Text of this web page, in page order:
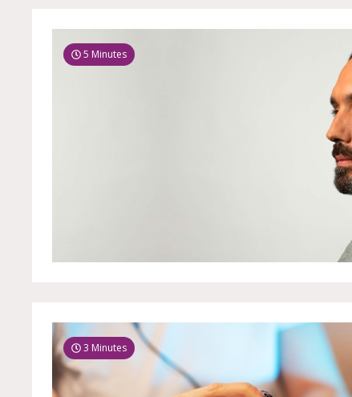
5 Minutes
3 Minutes